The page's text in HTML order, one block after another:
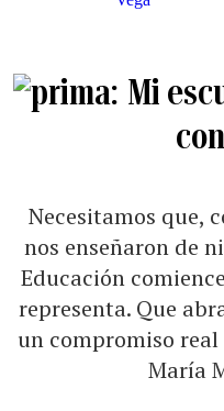
Mi
Necesitamos que,
nos enseñaron de
Educación
representa. Que
un compromiso
María